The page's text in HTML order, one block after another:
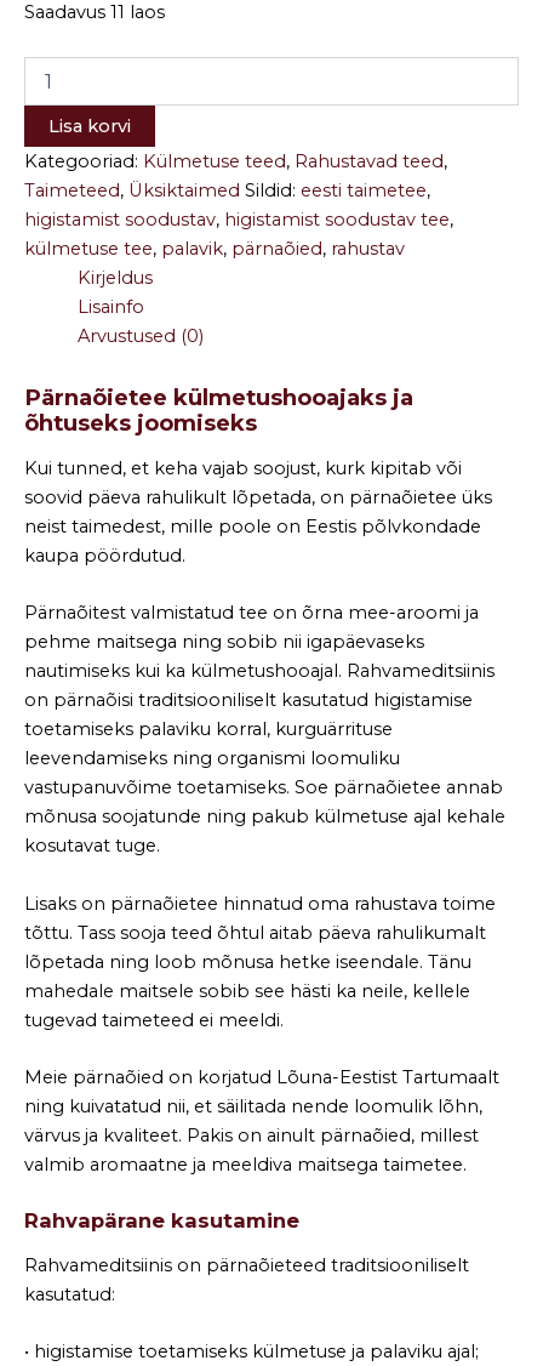
Saadavus 11 laos
Lisa korvi
Kategooriad: Külmetuse teed, Rahustavad teed,
Taimeteed, Üksiktaimed Sildid: eesti taimetee,
higistamist soodustav, higistamist soodustav tee,
külmetuse tee, palavik, pärnaõied, rahustav
Kirjeldus
Lisainfo
Arvustused (0)
Pärnaõietee külmetushooajaks ja
õhtuseks joomiseks
Kui tunned, et keha vajab soojust, kurk kipitab või
soovid päeva rahulikult lõpetada, on pärnaõietee üks
neist taimedest, mille poole on Eestis põlvkondade
kaupa pöördutud.
Pärnaõitest valmistatud tee on õrna mee-aroomi ja
pehme maitsega ning sobib nii igapäevaseks
nautimiseks kui ka külmetushooajal. Rahvameditsiinis
on pärnaõisi traditsiooniliselt kasutatud higistamise
toetamiseks palaviku korral, kurguärrituse
leevendamiseks ning organismi loomuliku
vastupanuvõime toetamiseks. Soe pärnaõietee annab
mõnusa soojatunde ning pakub külmetuse ajal kehale
kosutavat tuge.
Lisaks on pärnaõietee hinnatud oma rahustava toime
tõttu. Tass sooja teed õhtul aitab päeva rahulikumalt
lõpetada ning loob mõnusa hetke iseendale. Tänu
mahedale maitsele sobib see hästi ka neile, kellele
tugevad taimeteed ei meeldi.
Meie pärnaõied on korjatud Lõuna-Eestist Tartumaalt
ning kuivatatud nii, et säilitada nende loomulik lõhn,
värvus ja kvaliteet. Pakis on ainult pärnaõied, millest
valmib aromaatne ja meeldiva maitsega taimetee.
Rahvapärane kasutamine
Rahvameditsiinis on pärnaõieteed traditsiooniliselt
kasutatud:
• higistamise toetamiseks külmetuse ja palaviku ajal;